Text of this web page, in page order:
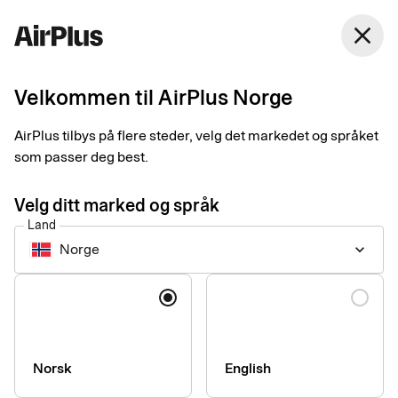
close
Velkommen til AirPlus Norge
AirPlus tilbys på flere steder, velg det markedet og språket
som passer deg best.
Velg ditt marked og språk
Land
Norge keyboard_arrow_down
Språk
Norsk English
3 måter å digitalisere
håndtering av
kvitteringer på
Si farvel til kompliserte og tidkrevende papirkvitteringer. Her
kan du lese om hvor enkelt det er å komme i gang med rask,
sikker og digital håndtering av kvitteringer.